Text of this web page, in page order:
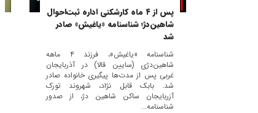
پس از ۴ ماه کارشکنی اداره ثبت‌احوال
شاهین‌دژ؛ شناسنامه «یاغیش» صادر
شد
شناسنامه «یاغیش»، فرزند ۴ ماهه
شاهین‌دژی (سایین قالا) در آذربایجان
غربی پس از مدت‌ها پیگیری خانواده صادر
شد. بابک قابل نژاد، شهروند تورک
آزربایجان ساکن شاهین دژ، از صدور
شناسنامه...